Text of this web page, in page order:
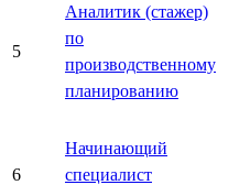
5
Аналитик (стажер)
по
производственному
планированию
6
Начинающий
специалист